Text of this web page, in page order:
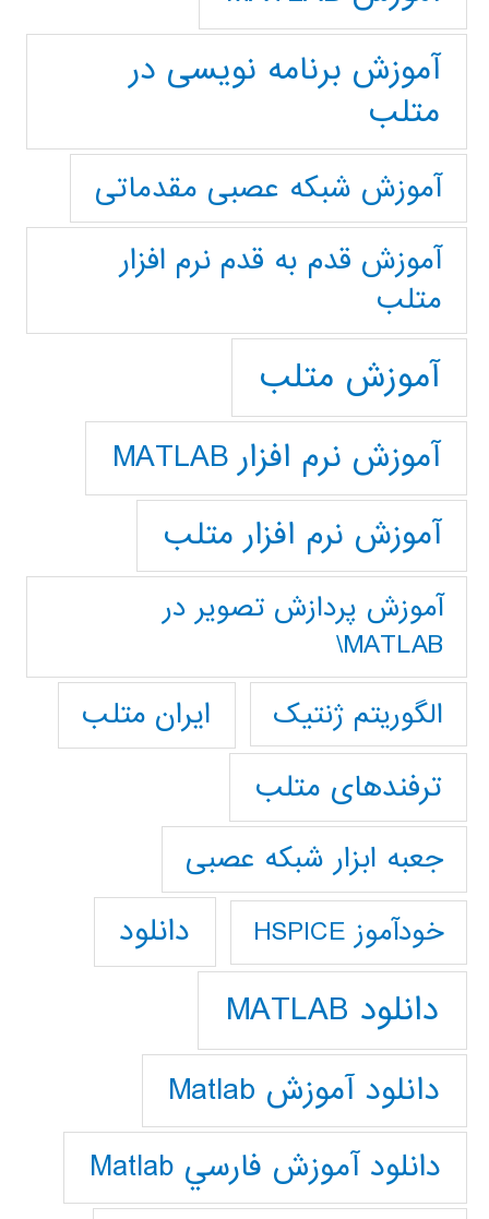
آموزش برنامه نویسی در
متلب
آموزش شبکه عصبی مقدماتی
آموزش قدم به قدم نرم افزار
متلب
آموزش متلب
آموزش نرم افزار MATLAB
آموزش نرم افزار متلب
آموزش پردازش تصوير در
MATLAB\
الگوریتم ژنتیک
ایران متلب
ترفندهای متلب
جعبه ابزار شبکه عصبی
خودآموز HSPICE دانلود
دانلود MATLAB
دانلود آموزش Matlab
دانلود آموزش فارسي Matlab